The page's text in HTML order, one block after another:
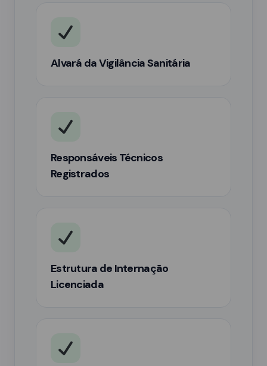
Alvará da Vigilância Sanitária
Responsáveis Técnicos
Registrados
Estrutura de Internação
Licenciada